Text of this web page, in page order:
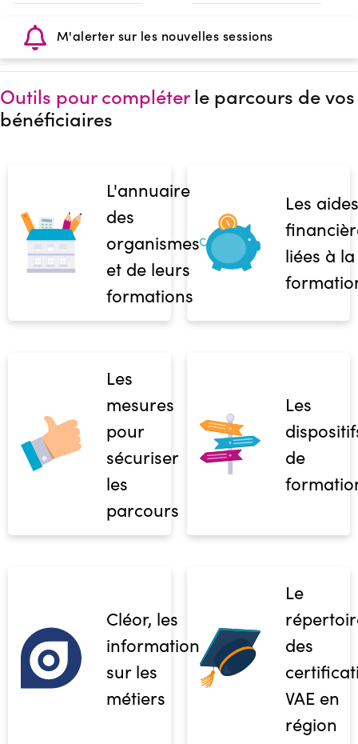
M'alerter sur les nouvelles sessions
Outils pour compléterle parcours de vos
bénéficiaires
L'annuaire
des
organismes
et de leurs
formations
Les aides
liées à la
Les
mesures
pour
sécuriser
les
parcours
Les
de
Cléor, les
informations
sur les
métiers
Le
des
VAE en
région